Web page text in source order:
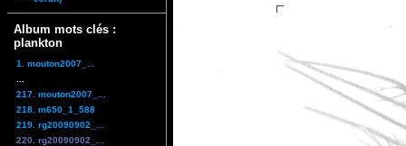
Album mots clés :
plankton
1. mouton2007_...
217. mouton2007_...
218. m650_1_588
219. rg20090902_...
220. rg20090902_...